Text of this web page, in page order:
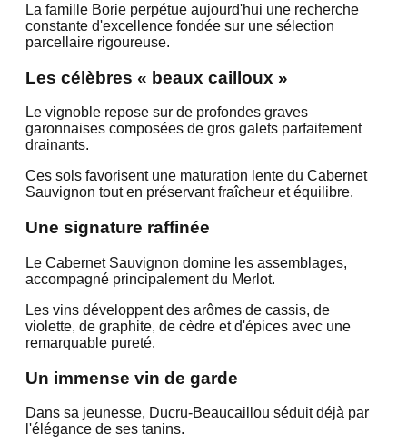
La famille Borie perpétue aujourd'hui une recherche
constante d'excellence fondée sur une sélection
parcellaire rigoureuse.
Les célèbres « beaux cailloux »
Le vignoble repose sur de profondes graves
garonnaises composées de gros galets parfaitement
drainants.
Ces sols favorisent une maturation lente du Cabernet
Sauvignon tout en préservant fraîcheur et équilibre.
Une signature raffinée
Le Cabernet Sauvignon domine les assemblages,
accompagné principalement du Merlot.
Les vins développent des arômes de cassis, de
violette, de graphite, de cèdre et d'épices avec une
remarquable pureté.
Un immense vin de garde
Dans sa jeunesse, Ducru-Beaucaillou séduit déjà par
l'élégance de ses tanins.